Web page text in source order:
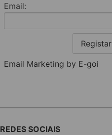
Email:
Registar
Email Marketing by E-goi
REDES SOCIAIS